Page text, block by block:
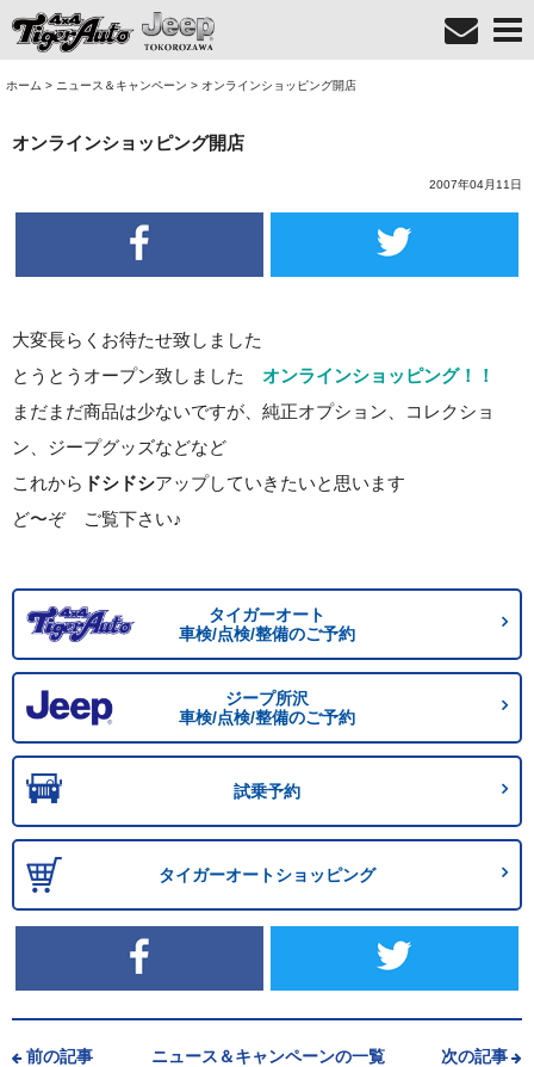
ホーム > ニュース＆キャンペーン > オンラインショッピング開店
オンラインショッピング開店
2007年04月11日
大変長らくお待たせ致しました
とうとうオープン致しました オンラインショッピング！！
まだまだ商品は少ないですが、純正オプション、コレクショ
ン、ジープグッズなどなど
これから ドシドシアップしていきたいと思います
ど〜ぞ ご覧下さい♪
タイガーオート
車検/点検/整備のご予約
ジープ所沢
車検/点検/整備のご予約
試乗予約
タイガーオートショッピング
前の記事 ニュース＆キャンペーンの一覧 次の記事